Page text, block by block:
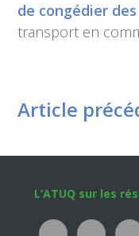
de congédier
transport en
Article
Footer
L’ATUQ sur les